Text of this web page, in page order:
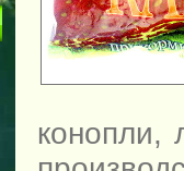
конопли,